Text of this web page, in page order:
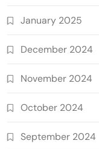
January 2025
December 2024
November 2024
October 2024
September 2024